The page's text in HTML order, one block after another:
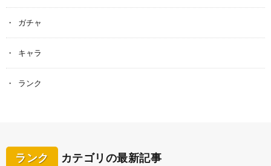
ガチャ
キャラ
ランク
ランク カテゴリの最新記事